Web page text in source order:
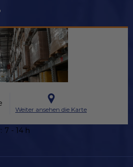
Weiter ansehen die Karte
7 - 14 h